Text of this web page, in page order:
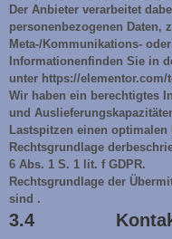
Der Anbieter verarbeitet
personenbezogenen Daten,
Meta-/Kommunikations-
Informationenfinden Sie in
unter https://elementor.com/
Wir haben ein berechtigtes
und
Lastspitzen einen
Rechtsgrundlage
6 Abs. 1 S. 1 lit. f GDPR.
Rechtsgrundlage der
sind .
3.4